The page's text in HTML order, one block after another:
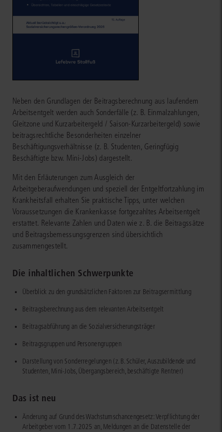
Neben den Grundlagen der Beitragsberechnung aus laufendem
Arbeitsentgelt werden auch Sonderfälle (z. B. Einmalzahlungen,
Gleitzone und Kurzarbeitergeld / Saison-Kurzarbeitergeld) sowie
beitragsrechtliche Besonderheiten einzelner
Beschäftigungsverhältnisse (z. B. Studenten, Geringfügig
Beschäftigte bzw. Mini-Jobs) dargestellt.
Mit den Erläuterungen zum Ausgleich der
Arbeitgeberaufwendungen und speziell der Entgeltfortzahlung im
Krankheitsfall erhalten Sie praktische Tipps, unter welchen
Voraussetzungen die Krankenkasse fortgezahltes Arbeitsentgelt
erstattet. Relevante Zahlen und Daten wie z. B. die Beitragssätze
und Beitragsbemessungsgrenzen sind übersichtlich
zusammengestellt.
Die inhaltlichen Schwerpunkte
Überblick zu den grundsätzlichen Faktoren zur Beitragsermittlung
Beitragsberechnung aus dem relevanten Arbeitsentgelt
Beitragsabführung an die Sozialversicherungsträger
Beitragsgruppen und Personengruppen
Darstellung von Sonderregelungen (z. B. Schüler, Auszubildende und
Studenten, Mini-Jobs, Übergangsbereich, beschäftigte Rentner)
Das ist neu
Änderung auf Grund des Wachstumschancengesetz: Verpflichtung der
Arbeitgeber vom 1.7.2025 an, Meldungen an die Datenstelle der